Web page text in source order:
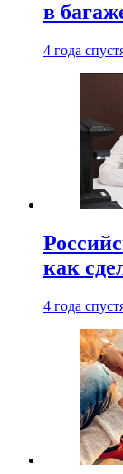
в
4 года
как
4 года